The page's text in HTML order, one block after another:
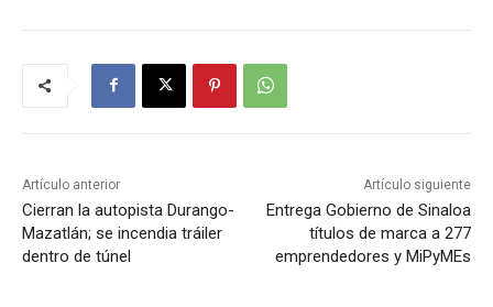
Artículo anterior
Cierran la autopista Durango-
Mazatlán; se incendia tráiler
dentro de túnel
Artículo siguiente
Entrega Gobierno de Sinaloa
títulos de marca a 277
emprendedores y MiPyMEs